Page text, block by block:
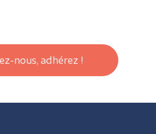
nous, adhérez !